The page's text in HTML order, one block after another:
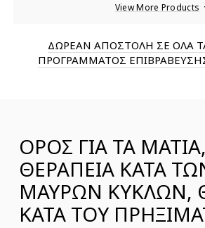
View More Products
ΔΩΡΕΑΝ ΑΠΟΣΤΟΛΗ ΣΕ ΟΛΑ
ΠΡΟΓΡΑΜΜΑΤΟΣ ΕΠΙΒΡΑΒΕΥΣΗΣ
ΟΡΟΣ ΓΙΑ ΤΑ ΜΑΤΙΑ,
ΘΕΡΑΠΕΙΑ ΚΑΤΑ
ΜΑΥΡΩΝ ΚΥΚΛΩΝ,
ΚΑΤΑ ΤΟΥ